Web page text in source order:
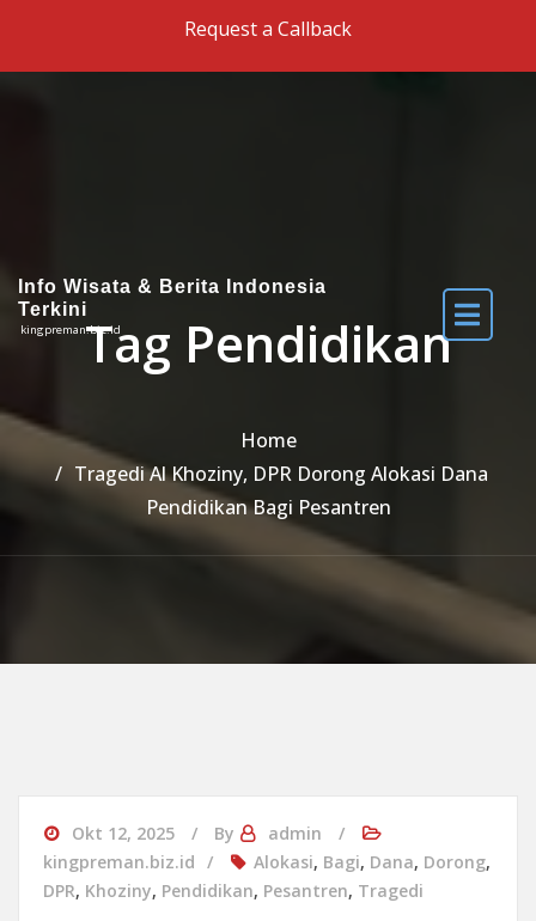
Request a Callback
Info Wisata & Berita Indonesia
Terkini
kingpreman.biz.idTag Pendidikan
Home
Tragedi Al Khoziny, DPR Dorong Alokasi Dana
Pendidikan Bagi Pesantren
Okt 12, 2025 By
admin
kingpreman.biz.id
Alokasi, Bagi, Dana, Dorong,
DPR, Khoziny, Pendidikan, Pesantren, Tragedi